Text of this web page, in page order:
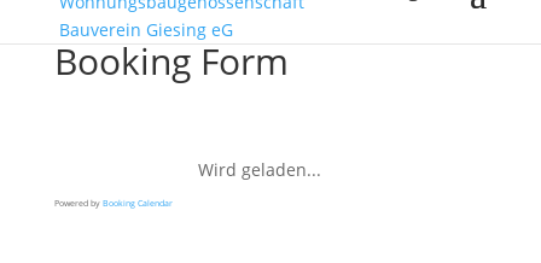
Booking Form
Wird geladen...
Powered by Booking Calendar